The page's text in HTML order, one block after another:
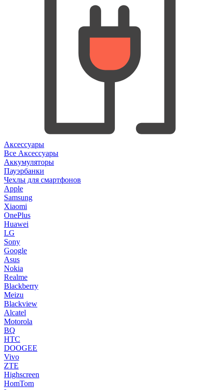
Аксессуары
Все Аксессуары
Аккумуляторы
Пауэрбанки
Чехлы для смартфонов
Apple
Samsung
Xiaomi
OnePlus
Huawei
LG
Sony
Google
Asus
Nokia
Realme
Blackberry
Meizu
Blackview
Alcatel
Motorola
BQ
HTC
DOOGEE
Vivo
ZTE
Highscreen
HomTom